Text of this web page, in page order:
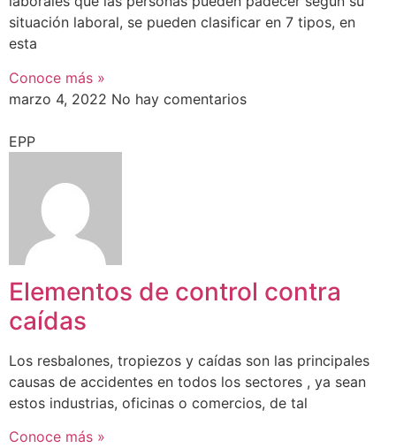
situación laboral, se pueden clasificar en 7 tipos, en
esta
Conoce más »
marzo 4, 2022 No hay comentarios
EPP
Elementos de control contra
caídas
Los resbalones, tropiezos y caídas son las principales
causas de accidentes en todos los sectores , ya sean
estos industrias, oficinas o comercios, de tal
Conoce más »